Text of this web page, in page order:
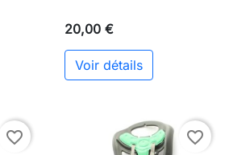
20,00 €
Voir détails
favorite_border favorite_border